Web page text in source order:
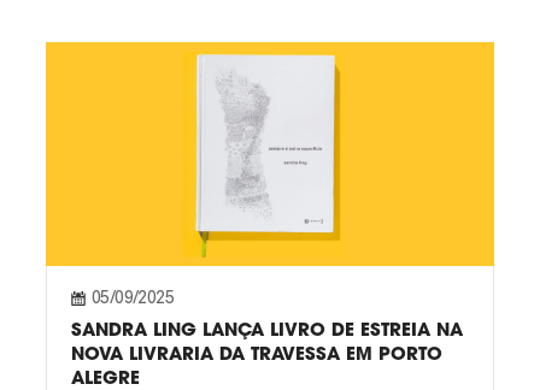
05/09/2025
SANDRA LING LANÇA LIVRO DE ESTREIA NA
NOVA LIVRARIA DA TRAVESSA EM PORTO
ALEGRE